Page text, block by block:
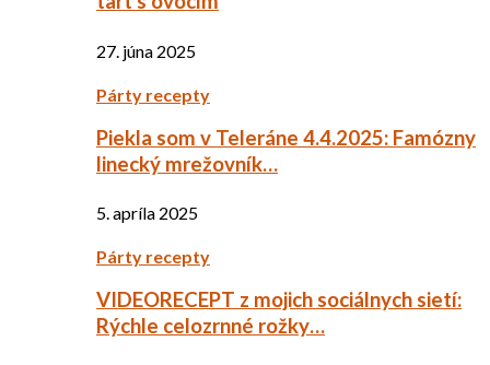
27. júna 2025
Párty recepty
Piekla som v Teleráne 4.4.2025: Famózny
linecký mrežovník…
5. apríla 2025
Párty recepty
VIDEORECEPT z mojich sociálnych sietí:
Rýchle celozrnné rožky…